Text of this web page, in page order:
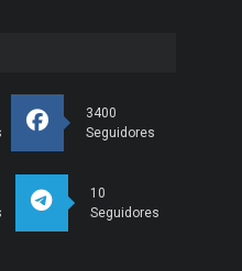
3400
Seguidores
10
Seguidores